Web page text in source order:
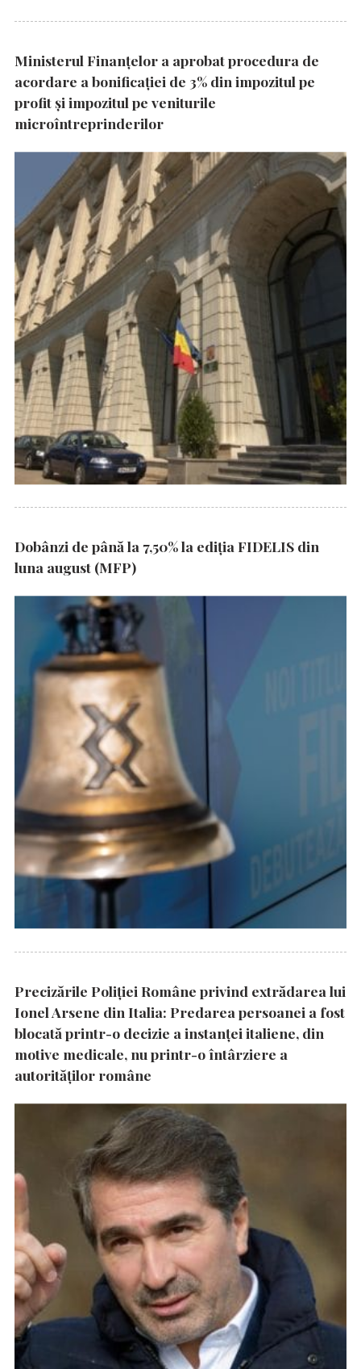
Ministerul Finanțelor a aprobat procedura de
acordare a bonificației de 3% din impozitul pe
profit și impozitul pe veniturile
microîntreprinderilor
Dobânzi de până la 7,50% la ediția FIDELIS din
luna august (MFP)
Precizările Poliţiei Române privind extrădarea lui
Ionel Arsene din Italia: Predarea persoanei a fost
blocată printr-o decizie a instanţei italiene, din
motive medicale, nu printr-o întârziere a
autorităţilor române